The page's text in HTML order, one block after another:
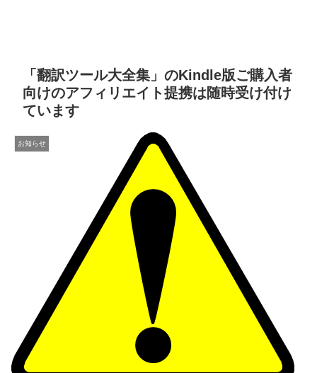
「翻訳ツール大全集」のKindle版ご購入者
向けのアフィリエイト提携は随時受け付け
ています
お知らせ